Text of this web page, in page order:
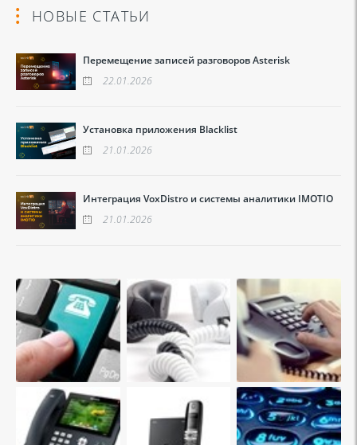
НОВЫЕ СТАТЬИ
Перемещение записей разговоров Asterisk
22.01.2026
Установка приложения Blacklist
21.01.2026
Интеграция VoxDistro и системы аналитики IMOTIO
21.01.2026